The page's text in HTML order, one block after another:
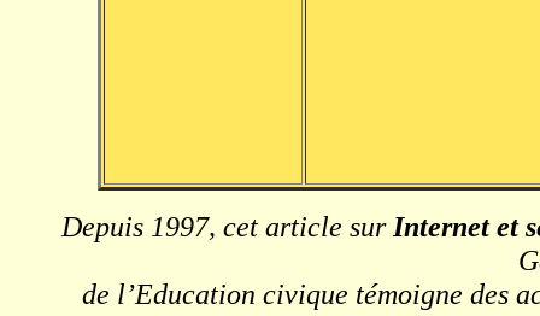
Depuis 1997, cet article sur Internet et
de l’Education civique témoigne des